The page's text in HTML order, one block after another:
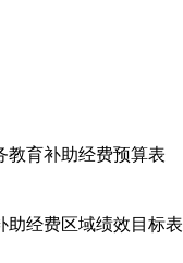
教育补助经费预算表
助经费区域绩效目标表